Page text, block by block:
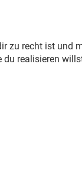
zu recht ist und
du realisieren